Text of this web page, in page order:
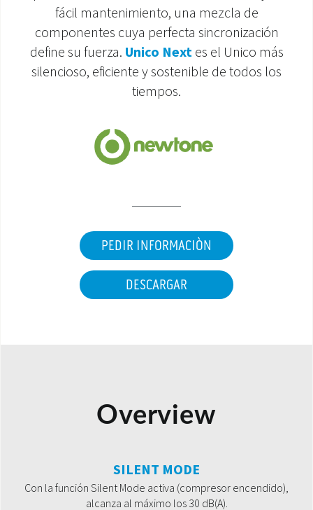
fácil mantenimiento, una mezcla de
componentes cuya perfecta sincronización
define su fuerza. Unico Nextes el Unico más
silencioso, eficiente y sostenible de todos los
tiempos.
PEDIR INFORMACIÒN
DESCARGAR
Overview
SILENT MODE
Con la función Silent Mode activa (compresor encendido),
alcanza al máximo los 30 dB(A).